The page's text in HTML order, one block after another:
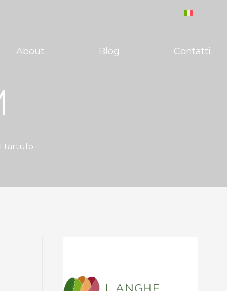
About Blog Contatti
tartufo